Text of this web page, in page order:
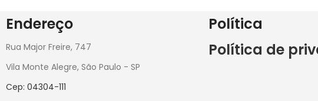
Endereço
Rua Major Freire, 747
Vila Monte Alegre, São Paulo - SP
Cep: 04304-111
Política
Política de